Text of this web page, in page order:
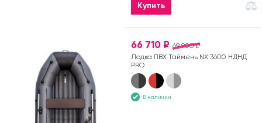
Купить
69 900 ₽
66 710 ₽
Лодка ПВХ Таймень NX 3600 НДНД
PRO
В наличии